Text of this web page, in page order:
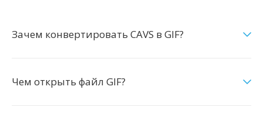
Зачем конвертировать CAVS в GIF?
Чем открыть файл GIF?